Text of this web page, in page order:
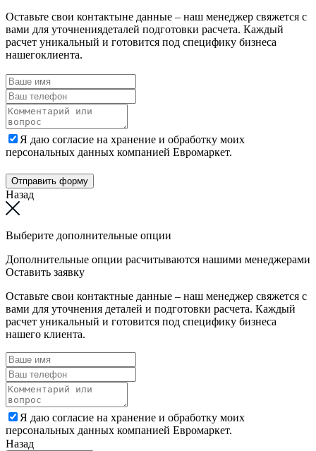
Оставьте свои контактыне данные – наш менеджер свяжется с
вами для уточнениядеталей подготовки расчета. Каждый
расчет уникальный и готовится под специфику бизнеса
нашегоклиента.
Я даю согласие на хранение и обработку моих
персональных данных компанией Евромаркет.
Отправить форму
Назад
Выберите дополнительные опции
Дополнительные опции расчитываются нашими менеджерами
Оставить заявку
Оставьте свои контактные данные – наш менеджер свяжется с
вами для уточнения деталей и подготовки расчета. Каждый
расчет уникальный и готовится под специфику бизнеса
нашего клиента.
Я даю согласие на хранение и обработку моих
персональных данных компанией Евромаркет.
Назад